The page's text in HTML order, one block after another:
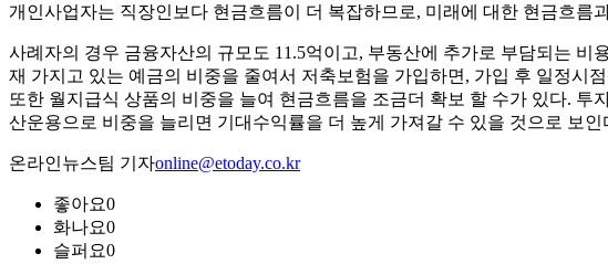
개인사업자는 직장인보다 현금흐름이 더 복잡하므로, 미래에 대한 현금흐름
사례자의 경우 금융자산의 규모도 11.5억이고, 부동산에 추가로 부담되는
재 가지고 있는 예금의 비중을 줄여서 저축보험을 가입하면, 가입 후 일정시
또한 월지급식 상품의 비중을 늘여 현금흐름을 조금더 확보 할 수가 있다.
산운용으로 비중을 늘리면 기대수익률을 더 높게 가져갈 수 있을 것으로 보인
온라인뉴스팀 기자online@etoday.co.kr
좋아요0
화나요0
슬퍼요0